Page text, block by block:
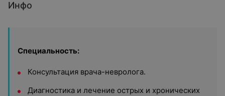
Инфо
Специальность:
Консультация врача-невролога.
Диагностика и лечение острых и хронических